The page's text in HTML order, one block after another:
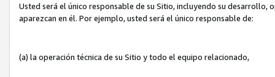
Usted será el único responsable de su Sitio, incluyendo su
aparezcan en él. Por ejemplo, usted será el único responsable de:
(a) la operación técnica de su Sitio y todo el equipo relacionado,